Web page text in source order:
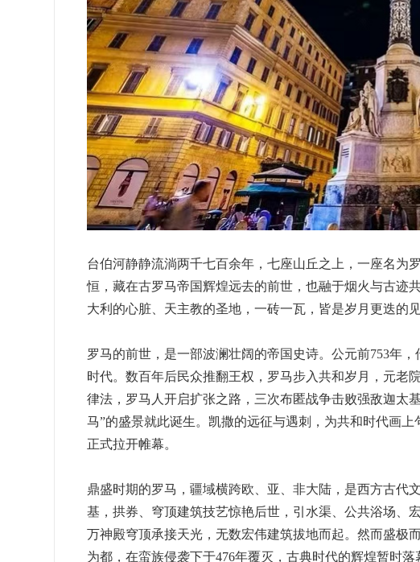
台伯河静静流淌两千七百余年，七座山丘之上，一座名为
恒，藏在古罗马帝国辉煌远去的前世，也融于烟火与古迹
大利的心脏、天主教的圣地，一砖一瓦，皆是岁月更迭的见
罗马的前世，是一部波澜壮阔的帝国史诗。公元前753年
时代。数百年后民众推翻王权，罗马步入共和岁月，元老
律法，罗马人开启扩张之路，三次布匿战争击败强敌迦太
马”的盛景就此诞生。凯撒的远征与遇刺，为共和时代画
正式拉开帷幕。
鼎盛时期的罗马，疆域横跨欧、亚、非大陆，是西方古代
基，拱券、穹顶建筑技艺惊艳后世，引水渠、公共浴场、
万神殿穹顶承接天光，无数宏伟建筑拔地而起。然而盛极
为都，在蛮族侵袭下于476年覆灭，古典时代的辉煌暂时